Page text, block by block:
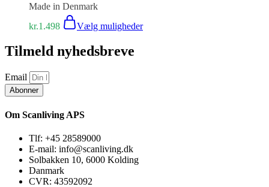
Made in Denmark
kr.1.498 Vælg muligheder
Tilmeld nyhedsbreve
Email
Abonner
Om Scanliving APS
Tlf: +45 28589000
E-mail: info@scanliving.dk
Solbakken 10, 6000 Kolding
Danmark
CVR: 43592092